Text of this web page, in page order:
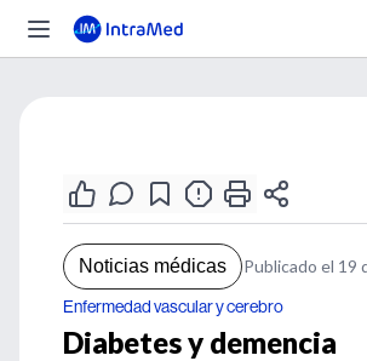
Noticias médicas Publicado el 19
Enfermedad vascular y cerebro
Diabetes y demencia